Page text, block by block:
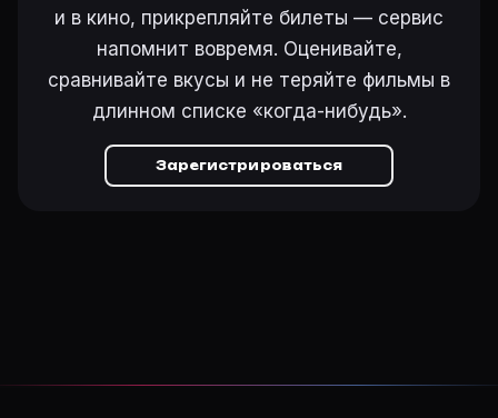
и в кино, прикрепляйте билеты — сервис
напомнит вовремя. Оценивайте,
сравнивайте вкусы и не теряйте фильмы в
длинном списке «когда-нибудь».
Зарегистрироваться